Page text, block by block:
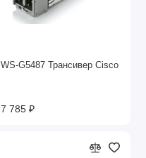
WS-G5487 Трансивер Cisco
7 785 ₽